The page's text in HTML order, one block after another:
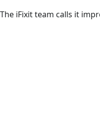
The iFixit team calls it